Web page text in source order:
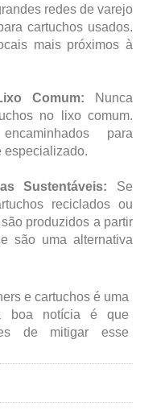
redes de varejo
cartuchos usados.
mais próximos à
Comum: Nunca
no lixo comum.
para
especializado.
Sustentáveis: Se
reciclados ou
produzidos a partir
são uma alternativa
e cartuchos é uma
boa notícia é que
de mitigar esse